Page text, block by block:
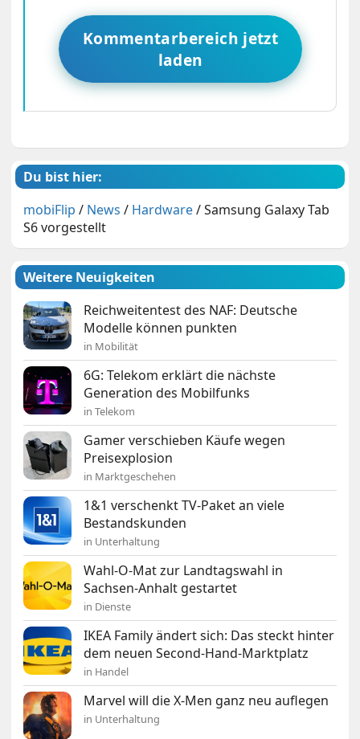
Kommentarbereich jetzt
laden
Du bist hier:
mobiFlip / News / Hardware/Samsung Galaxy Tab
S6 vorgestellt
Weitere Neuigkeiten
Reichweitentest des NAF: Deutsche
Modelle können punkten
in Mobilität
6G: Telekom erklärt die nächste
Generation des Mobilfunks
in Telekom
Gamer verschieben Käufe wegen
Preisexplosion
in Marktgeschehen
1&1 verschenkt TV-Paket an viele
Bestandskunden
in Unterhaltung
Wahl-O-Mat zur Landtagswahl in
Sachsen-Anhalt gestartet
in Dienste
IKEA Family ändert sich: Das steckt hinter
dem neuen Second-Hand-Marktplatz
in Handel
Marvel will die X-Men ganz neu auflegen
in Unterhaltung